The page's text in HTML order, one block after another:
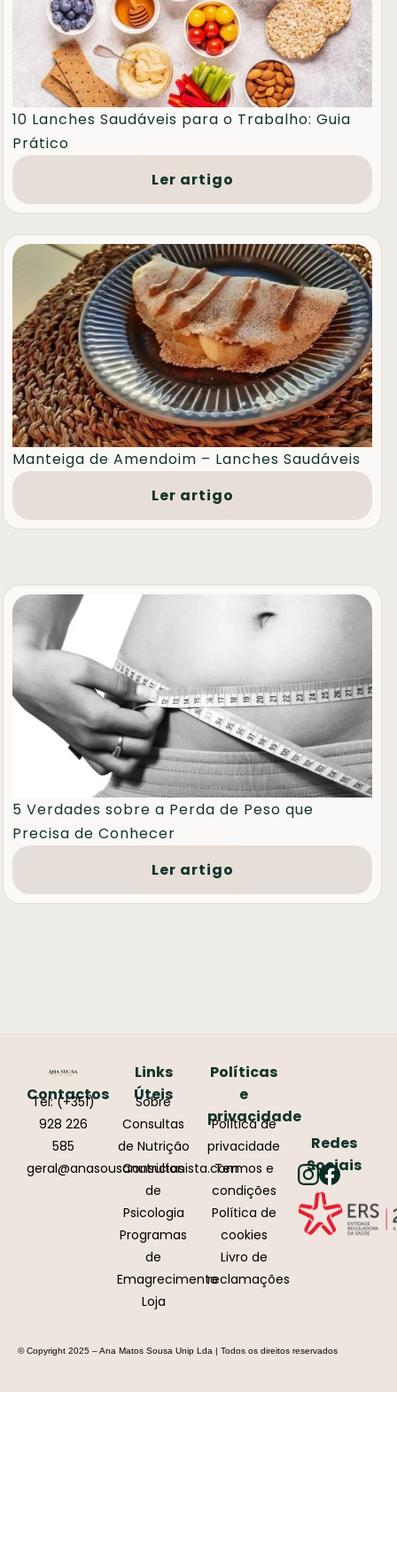
10 Lanches Saudáveis para o Trabalho: Guia
Prático
Ler artigo
Manteiga de Amendoim – Lanches Saudáveis
Ler artigo
5 Verdades sobre a Perda de Peso que
Precisa de Conhecer
Ler artigo
Contactos
Tel: (+351)
928 226
585
geral@anasousanutricionista.com
Links
Úteis
Sobre
Consultas
de Nutrição
Consultas
de
Psicologia
Programas
de
Emagrecimento
Loja
Políticas
e
privacidade
Política de
privacidade
Termos e
condições
Política de
cookies
Livro de
reclamações
Redes
Sociais
© Copyright 2025 – Ana Matos Sousa Unip Lda | Todos os direitos reservados